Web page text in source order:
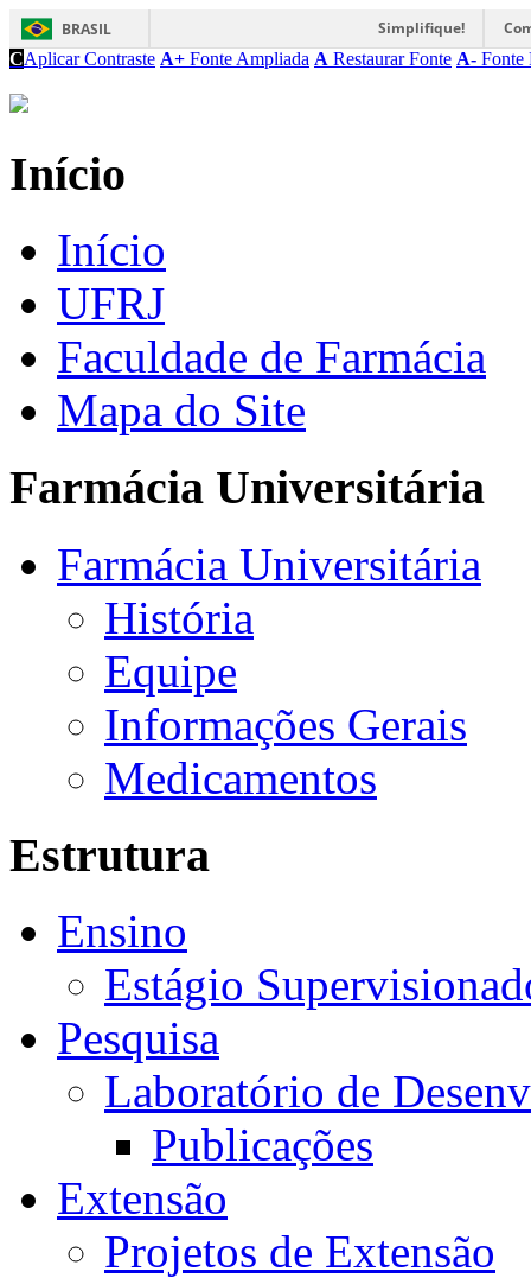
BRASIL Simplifique!
CAplicar Contraste A+ Fonte Ampliada A Restaurar Fonte A- Fonte
Início
Início
UFRJ
Faculdade de Farmácia
Mapa do Site
Farmácia Universitária
Farmácia Universitária
História
Equipe
Informações Gerais
Medicamentos
Estrutura
Ensino
Estágio
Pesquisa
Laboratório de
Publicações
Extensão
Projetos de Extensão